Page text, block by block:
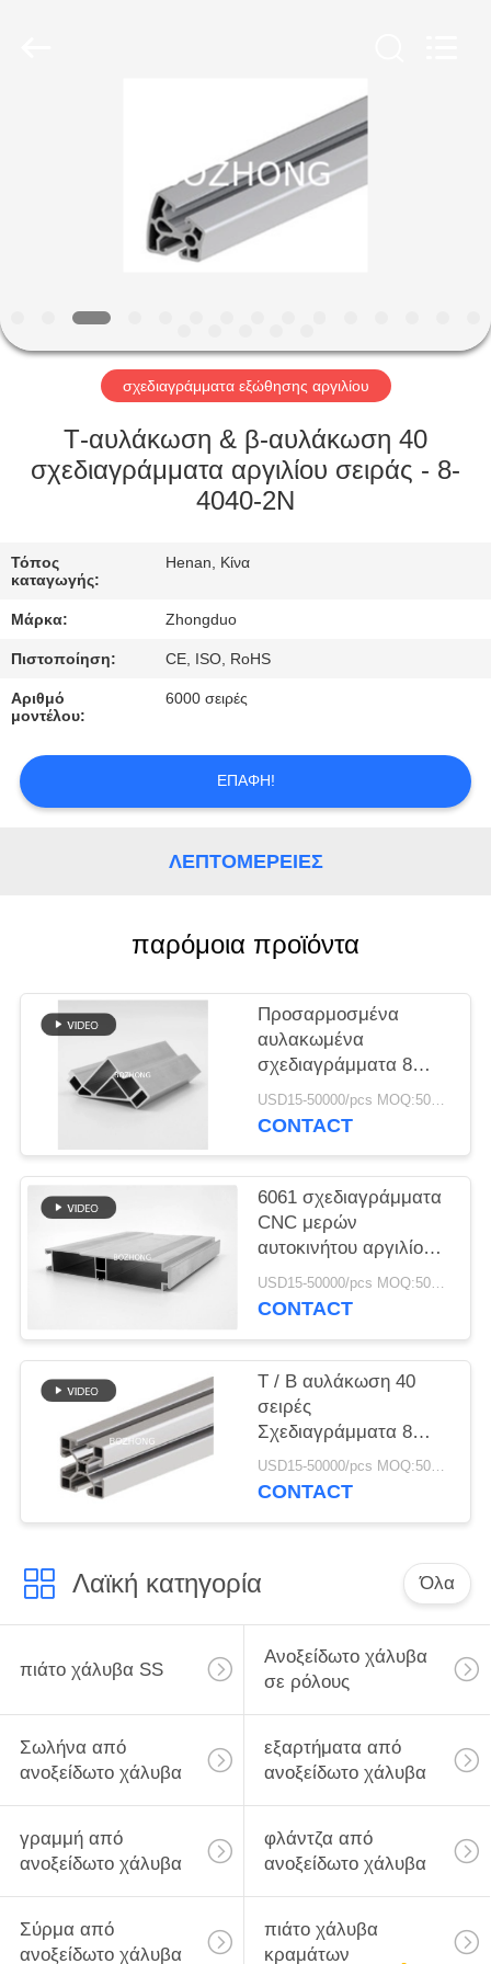
ΠΡΟΪΌΝΤΑ
ΓΎΡΟΣ
ΕΡΓΟΣΤΑΣΊΩΝ
ΠΟΙΟΤΙΚΌΣ
ΜΑΣ
ΕΛΆΤΕ
ΕΠΑΦΉ
ΜΕ
ΖΗΤΉΣΤΕ
ΈΝΑ
ΑΠΌΣΠΑΣΜΑ
PRIVACY
POLICY
σχεδιαγράμματα εξώθησης αργιλίου
Τ-αυλάκωση & β-αυλάκωση 40
σχεδιαγράμματα αργιλίου σειράς - 8-
4040-2N
Τόπος
καταγωγής:
Henan, Κίνα
Μάρκα: Zhongduo
Πιστοποίηση: CE, ISO, RoHS
Αριθμό
μοντέλου:
6000 σειρές
ΕΠΑΦΉ!
ΛΕΠΤΟΜΈΡΕΙΕΣ
παρόμοια προϊόντα
Προσαρμοσμένα
αυλακωμένα
σχεδιαγράμματα 8
εξώθησης αργιλίου -
4040R για το πλαίσιο
USD15-50000/pcs MOQ:500kg
CONTACT
6061 σχεδιαγράμματα
CNC μερών
αυτοκινήτου αργιλίου
κραμάτων που
επεξεργάζονται τη
USD15-50000/pcs MOQ:500kg
CONTACT
T / Β αυλάκωση 40
σειρές
Σχεδιαγράμματα 8
εξώθησης αργιλίου -
4040SL
USD15-50000/pcs MOQ:500kg
CONTACT
Λαϊκή κατηγορία Όλα
πιάτο χάλυβα SS
Ανοξείδωτο χάλυβα
σε ρόλους
Σωλήνα από
ανοξείδωτο χάλυβα
εξαρτήματα από
ανοξείδωτο χάλυβα
γραμμή από
ανοξείδωτο χάλυβα
φλάντζα από
ανοξείδωτο χάλυβα
Σύρμα από
ανοξείδωτο χάλυβα
πιάτο χάλυβα
κραμάτων